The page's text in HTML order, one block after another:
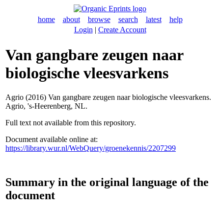
home about browse search latest
help
Login | Create Account
Van gangbare zeugen naar
biologische vleesvarkens
Agrio (2016) Van gangbare zeugen naar biologische vleesvarkens.
Agrio, 's-Heerenberg, NL.
Full text not available from this repository.
Document available online at:
https://library.wur.nl/WebQuery/groenekennis/2207299
Summary in the original language of the
document